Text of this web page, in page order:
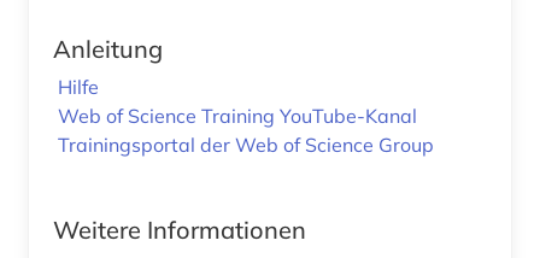
Anleitung
Hilfe
Web of Science Training YouTube-Kanal
Trainingsportal der Web of Science Group
Weitere Informationen